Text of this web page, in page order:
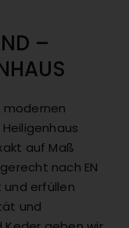
–
modernen
auf Maß
nach EN
und erfüllen
und